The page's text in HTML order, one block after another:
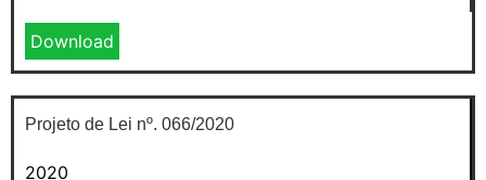
Download
Projeto de Lei nº. 066/2020
2020